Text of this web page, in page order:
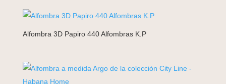
Alfombra 3D Papiro 440 Alfombras K.P